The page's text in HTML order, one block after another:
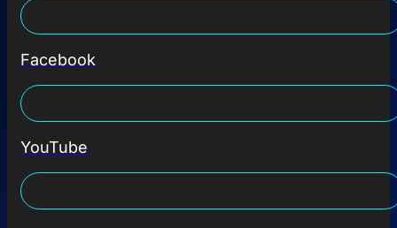
Facebook
YouTube